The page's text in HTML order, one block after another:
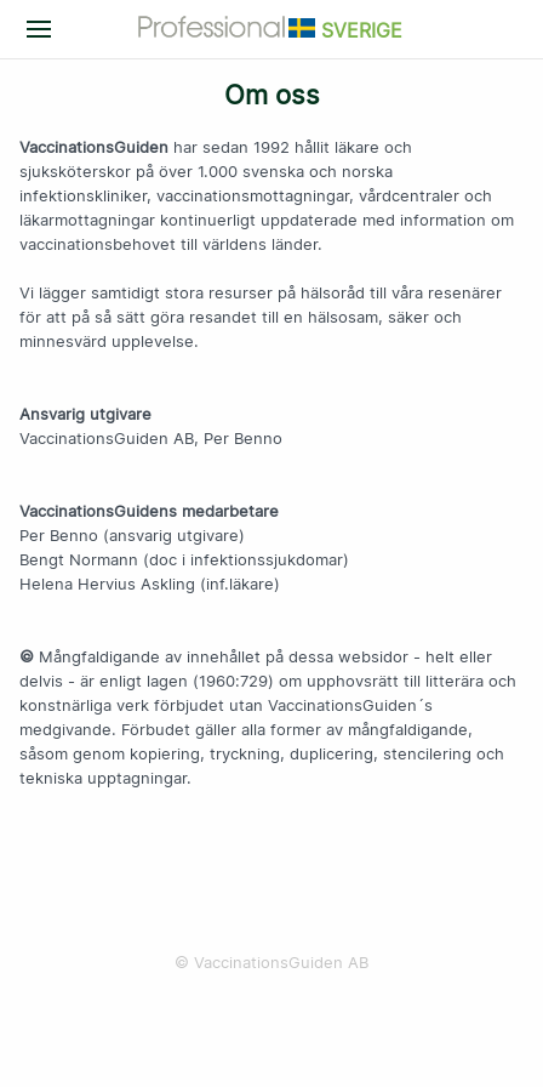
SVERIGE
Demovideo
Logga in
Provprenumerera
Onlineutbildning
Norsk version
Vaccinationsjournalen "RiksVaccin" och "VaccUp"
Så här enkelt kommer du igång
Logga in till RiksVaccin
VaccUp
Om oss
VaccinationsGuiden har sedan 1992 hållit läkare och
sjuksköterskor på över 1.000 svenska och norska
infektionskliniker, vaccinationsmottagningar, vårdcentraler och
läkarmottagningar kontinuerligt uppdaterade med information om
vaccinationsbehovet till världens länder.
Vi lägger samtidigt stora resurser på hälsoråd till våra resenärer
för att på så sätt göra resandet till en hälsosam, säker och
minnesvärd upplevelse.
Ansvarig utgivare
VaccinationsGuiden AB, Per Benno
VaccinationsGuidens medarbetare
Per Benno (ansvarig utgivare)
Bengt Normann (doc i infektionssjukdomar)
Helena Hervius Askling (inf.läkare)
© Mångfaldigande av innehållet på dessa websidor - helt eller
delvis - är enligt lagen (1960:729) om upphovsrätt till litterära och
konstnärliga verk förbjudet utan VaccinationsGuiden´s
medgivande. Förbudet gäller alla former av mångfaldigande,
såsom genom kopiering, tryckning, duplicering, stencilering och
tekniska upptagningar.
© VaccinationsGuiden AB